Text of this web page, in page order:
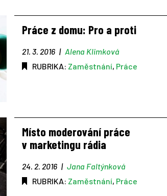
Práce z domu: Pro a proti
21. 3. 2016 | Alena Klimková
RUBRIKA: Zaměstnání, Práce
Místo moderování práce
v marketingu rádia
24. 2. 2016 | Jana Faltýnková
RUBRIKA: Zaměstnání, Práce